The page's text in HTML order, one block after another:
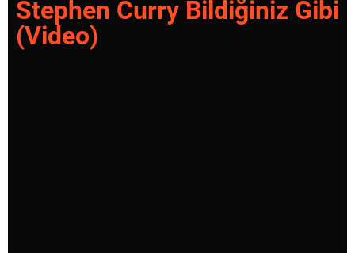
Stephen Curry Bildiğiniz Gibi
(Video)